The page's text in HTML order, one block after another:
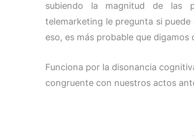
subiendo la magnitud de las
telemarketing le pregunta si puede
eso, es más probable que
Funciona por la disonancia
congruente con nuestros actos